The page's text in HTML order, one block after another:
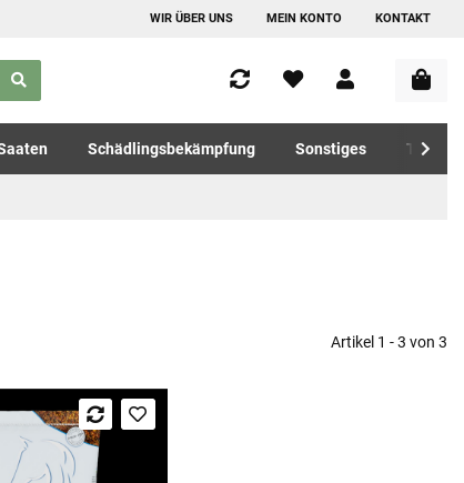
WIR ÜBER UNS MEIN KONTO KONTAKT
Schädlingsbekämpfung Sonstiges
Artikel 1 - 3 von 3